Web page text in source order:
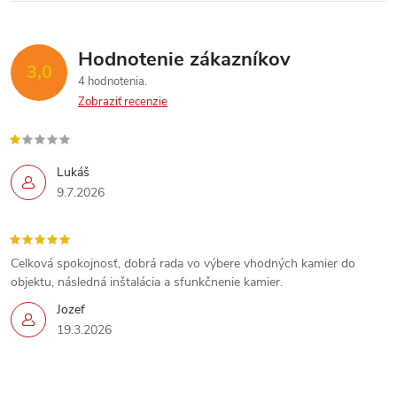
3,0 Hodnotenie zákazníkov
4 hodnotenia
Zobraziť recenzie
Lukáš
9.7.2026
Jozef
19.3.2026
Celková spokojnosť, dobrá rada vo výbere vhodných kamier do
objektu, následná inštalácia a sfunkčnenie kamier.